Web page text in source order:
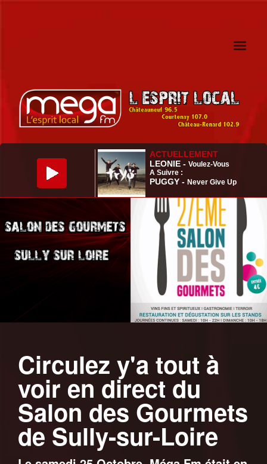
Circulez y'a tout à
voir en direct du
Salon des Gourmets
de Sully-sur-Loire